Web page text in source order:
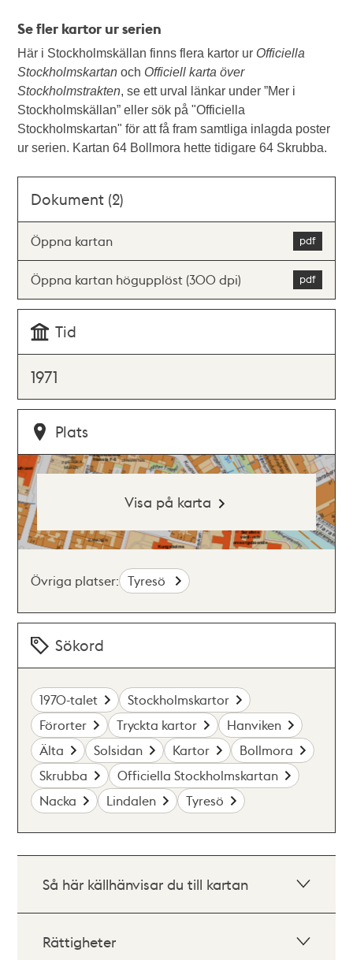
Se fler kartor ur serien
Här i Stockholmskällan finns flera kartor ur Officiella
Stockholmskartan och Officiell karta över
Stockholmstrakten, se ett urval länkar under ”Mer i
Stockholmskällan” eller sök på "Officiella
Stockholmskartan" för att få fram samtliga inlagda poster
ur serien. Kartan 64 Bollmora hette tidigare 64 Skrubba.
Dokument (2)
Öppna kartan
Öppna kartan högupplöst (300 dpi)
Tid
1971
Plats
Visa på karta
Övriga platser: Tyresö
Sökord
1970-talet
Stockholmskartor
Förorter
Tryckta kartor
Hanviken
Älta
Solsidan Kartor
Bollmora
Skrubba
Officiella Stockholmskartan
Nacka
Lindalen Tyresö
Så här källhänvisar du till kartan
Rättigheter